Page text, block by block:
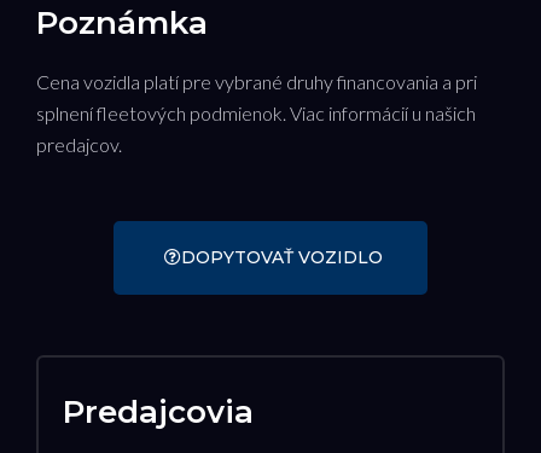
Poznámka
Cena vozidla platí pre vybrané druhy financovania a pri
splnení fleetových podmienok. Viac informácií u našich
predajcov.
DOPYTOVAŤ VOZIDLO
Predajcovia